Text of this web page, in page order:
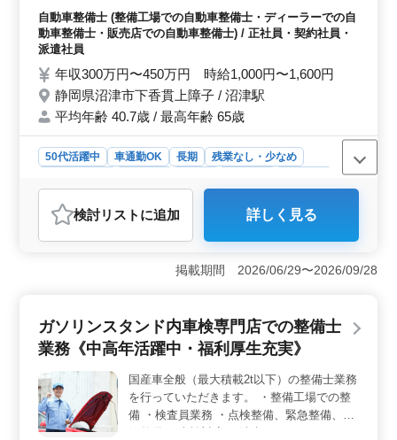
部品の交換・取り付け・補修 ・トラブルシ
ューティング時の整備業務全般 ・お客さん
通費全額支給 ・50代以上が活躍中！ 50代の
新入りスタッフも採用しました。 年齢が原
因で不採用ということはありません！ 是非
皆様のご応募お待ちしております！
自動車整備士 (整備工場での自動車整備士・ディーラーでの自
動車整備士・販売店での自動車整備士) / 正社員・契約社員・
派遣社員
年収300万円〜450万円 時給1,000円〜1,600円
静岡県沼津市下香貫上障子 / 沼津駅
平均年齢 40.7歳 / 最高年齢 65歳
50代活躍中 車通勤OK 長期
残業なし・少なめ
おすすめポイント
＜自動車販売店での自動車整備士募集！中高年活躍中・
残業少なめ＞ 沼津市内の自動車販売店では、自動車整
備士を積極募集中です。定期点整備や車検対応など幅広
かしたい方に最適です。 ＜募集要項＞ 3級自動車整
備士以上の資格と、5年以上の整備経験が必要です。沼津
契約社員、派遣社員など、様々な雇用形態が用意されて
います。時給制度もあり柔軟な働き方ができます。
＜会社情報＞ 自動車整備業務を主力とする企業で、禁
煙環境での業務が行われています。平均年齢は40代で、
検討リスト に追加 詳しく見る
掲載期間 2026/06/29〜2026/09/28
ガソリンスタンド内車検専門店での整備士
業務《中高年活躍中・福利厚生充実》
国産車全般（最大積載2t以下）の整備士業務
を行っていただきます。 ・整備工場での整
備 ・検査員業務 ・点検整備、緊急整備、分